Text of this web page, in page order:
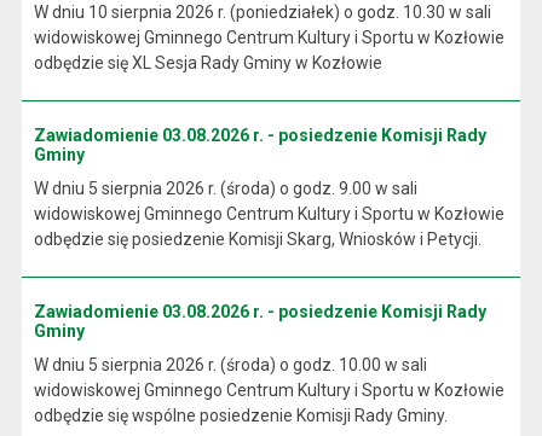
W dniu 10 sierpnia 2026 r. (poniedziałek) o godz. 10.30 w sali
widowiskowej Gminnego Centrum Kultury i Sportu w Kozłowie
odbędzie się XL Sesja Rady Gminy w Kozłowie
Zawiadomienie 03.08.2026 r. - posiedzenie Komisji Rady
Gminy
W dniu 5 sierpnia 2026 r. (środa) o godz. 9.00 w sali
widowiskowej Gminnego Centrum Kultury i Sportu w Kozłowie
odbędzie się posiedzenie Komisji Skarg, Wniosków i Petycji.
Zawiadomienie 03.08.2026 r. - posiedzenie Komisji Rady
Gminy
W dniu 5 sierpnia 2026 r. (środa) o godz. 10.00 w sali
widowiskowej Gminnego Centrum Kultury i Sportu w Kozłowie
odbędzie się wspólne posiedzenie Komisji Rady Gminy.